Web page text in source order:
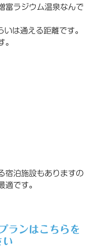
富ラジウム温泉なんで
は通える距離です。
。
宿泊施設もありますの
適です。
ランはこちらを
い